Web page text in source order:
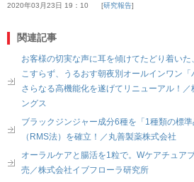
2020年03月23日 19：10 研究報告
関連記事
お客様の切実な声に耳を傾けてたどり着い
こすらず、うるおす朝夜別オールインワン「
さらなる高機能化を遂げてリニューアル！
ングス
ブラックジンジャー成分6種を「1種類の標
（RMS法）を確立！／丸善製薬株式会社
オーラルケアと腸活を1粒で。Wケアチュア
売／株式会社イブフローラ研究所